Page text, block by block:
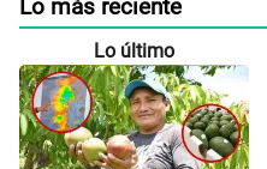
Lo más reciente
Lo último